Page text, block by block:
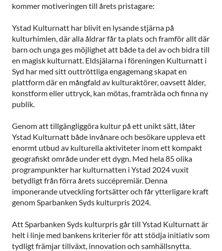
kommer motiveringen till årets pristagare:
Ystad Kulturnatt har blivit en lysande stjärna på
kulturhimlen, där alla åldrar får ta plats och framför allt där
barn och unga ges möjlighet att både ta del av och bidra till
en magisk kulturnatt. Eldsjälarna i föreningen Kulturnatt i
Syd har med sitt outtröttliga engagemang skapat en
plattform där en mångfald av kulturaktörer, oavsett ålder,
konstform eller uttryck, kan mötas, framträda och finna ny
publik.
Genom att tillgängliggöra kultur på ett unikt sätt, låter
Ystad Kulturnatt både invånare och besökare uppleva ett
enormt utbud av kulturella aktiviteter inom ett kompakt
geografiskt område under ett dygn. Med hela 85 olika
programpunkter har kulturnatten i Ystad 2024 vuxit
betydligt från förra årets succépremiär. Denna
imponerande utveckling fortsätter och får ytterligare kraft
genom Sparbanken Syds kulturpris 2024.
Att Sparbanken Syds kulturpris går till Ystad Kulturnatt är
helt i linje med bankens kriterier för att stödja initiativ som
tydligt främjar tillväxt, innovation och samhällsnytta.